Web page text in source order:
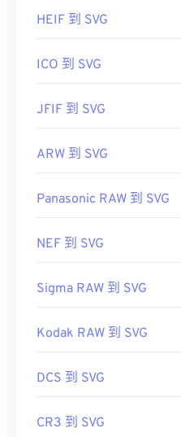
HEIF 到 SVG
ICO 到 SVG
JFIF 到 SVG
ARW 到 SVG
Panasonic RAW 到 SVG
NEF 到 SVG
Sigma RAW 到 SVG
Kodak RAW 到 SVG
DCS 到 SVG
CR3 到 SVG